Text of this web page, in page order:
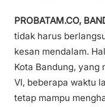
PROBATAM.CO,
tidak harus
kesan mendalam.
Kota Bandung, yang
VI, beberapa waktu
tetap mampu